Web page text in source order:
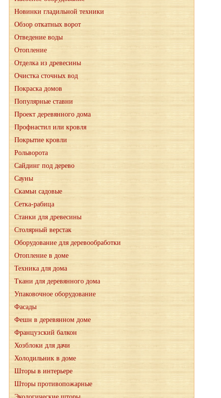
Новинки гладильной техники
Обзор откатных ворот
Отведение воды
Отопление
Отделка из древесины
Очистка сточных вод
Покраска домов
Популярные ставни
Проект деревянного дома
Профнастил или кровля
Покрытие кровли
Рольворота
Сайдинг под дерево
Сауны
Скамьи садовые
Сетка-рабица
Станки для древесины
Столярный верстак
Оборудование для деревообработки
Отопление в доме
Техника для дома
Ткани для деревянного дома
Упаковочное оборудование
Фасады
Фешн в деревянном доме
Французский балкон
Хозблоки для дачи
Холодильник в доме
Шторы в интерьере
Шторы противопожарные